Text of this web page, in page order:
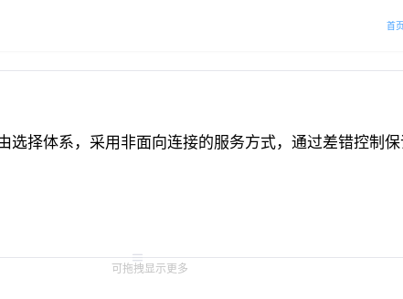
首
选择体系，采用非面向连接的服务方式，通过差错控制
可拖拽显示更多